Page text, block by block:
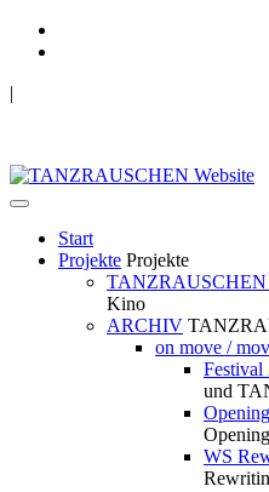
|
Start
Projekte Projekte
Kino
ARCHIV
on move /
Festival
und
WS